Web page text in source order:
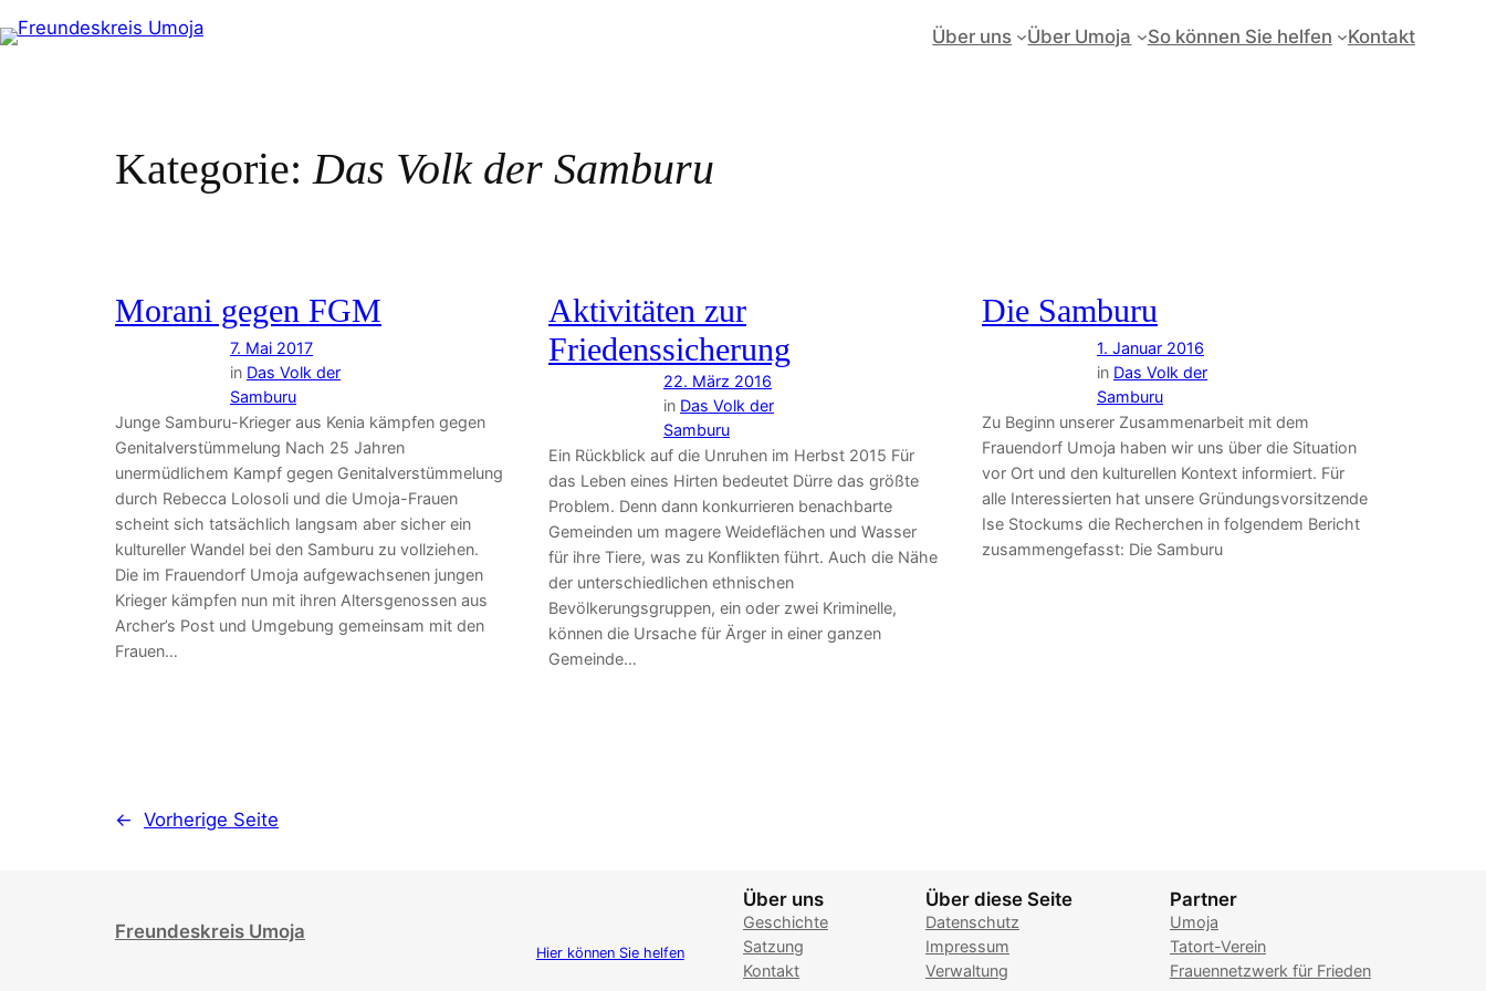
Inhalt
Über uns Über Umoja So können Sie helfen Kontakt
Kategorie: Das Volk der Samburu
Morani gegen FGM
7. Mai 2017
in Das Volk der
Samburu
Junge Samburu-Krieger aus Kenia kämpfen gegen
Genitalverstümmelung Nach 25 Jahren
unermüdlichem Kampf gegen Genitalverstümmelung
durch Rebecca Lolosoli und die Umoja-Frauen
scheint sich tatsächlich langsam aber sicher ein
kultureller Wandel bei den Samburu zu vollziehen.
Die im Frauendorf Umoja aufgewachsenen jungen
Krieger kämpfen nun mit ihren Altersgenossen aus
Archer’s Post und Umgebung gemeinsam mit den
Frauen…
Aktivitäten zur
Friedenssicherung
22. März 2016
in Das Volk der
Samburu
Ein Rückblick auf die Unruhen im Herbst 2015 Für
das Leben eines Hirten bedeutet Dürre das größte
Problem. Denn dann konkurrieren benachbarte
Gemeinden um magere Weideflächen und Wasser
für ihre Tiere, was zu Konflikten führt. Auch die Nähe
der unterschiedlichen ethnischen
Bevölkerungsgruppen, ein oder zwei Kriminelle,
können die Ursache für Ärger in einer ganzen
Gemeinde…
Die Samburu
1. Januar 2016
in Das Volk der
Samburu
Zu Beginn unserer Zusammenarbeit mit dem
Frauendorf Umoja haben wir uns über die Situation
vor Ort und den kulturellen Kontext informiert. Für
alle Interessierten hat unsere Gründungsvorsitzende
Ise Stockums die Recherchen in folgendem Bericht
zusammengefasst: Die Samburu
← Vorherige Seite
Freundeskreis Umoja
Hier können Sie helfen
Über uns
Geschichte
Satzung
Kontakt
Über diese Seite
Datenschutz
Impressum
Verwaltung
Partner
Umoja
Tatort-Verein
Frauennetzwerk für Frieden